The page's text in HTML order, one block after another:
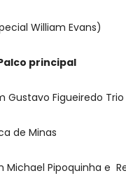
William Evans)
principal
Gustavo Figueiredo Trio
de Minas
Pipoquinha e